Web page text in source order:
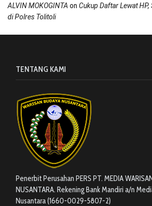
ALVIN MOKOGINTA on Cukup Daftar Lewat
di Polres Tolitoli
TENTANG KAMI
Penerbit Perusahan PERS PT. MEDIA
NUSANTARA. Rekening Bank Mandiri a/n
Nusantara (1660-0029-5807-2)